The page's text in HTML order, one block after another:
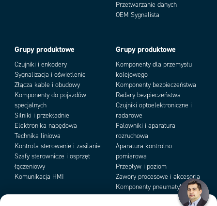
Add as new cart row
Przetwarzanie danych
OEM Sygnalista
Grupy produktowe
Czujniki i enkodery
Sygnalizacja i oświetlenie
Złącza kable i obudowy
Komponenty do pojazdów
specjalnych
Silniki i przekładnie
Elektronika napędowa
Technika liniowa
Kontrola sterowanie i zasilanie
Szafy sterownicze i osprzęt
łączeniowy
Komunikacja HMI
Grupy produktowe
Komponenty dla przemysłu
kolejowego
Komponenty bezpieczeństwa
Radary bezpieczeństwa
Czujniki optoelektroniczne i
radarowe
Falowniki i aparatura
rozruchowa
Aparatura kontrolno-
pomiarowa
Przepływ i poziom
Zawory procesowe i akcesoria
Komponenty pneumatyki i
podciśnienia